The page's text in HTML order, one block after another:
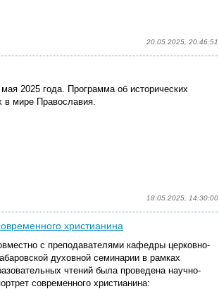
20.05.2025, 20:46:51
2025 года. Программа об исторических
в мире Православия.
18.05.2025, 14:30:00
христианина
с преподавателями кафедры церковно-
духовной семинарии в рамках
чтений была проведена научно-
современного христианина: